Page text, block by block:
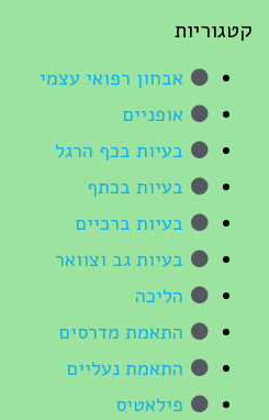
קטגוריות
אבחון רפואי עצמי
אופניים
בעיות בכף הרגל
בעיות בכתף
בעיות ברכיים
בעיות גב וצוואר
הליכה
התאמת מדרסים
התאמת נעליים
פילאטיס